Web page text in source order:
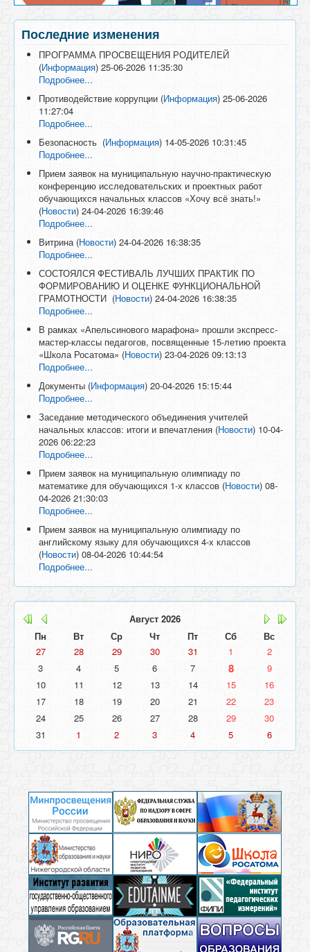
Последние изменения
ПРОГРАММА ПРОСВЕЩЕНИЯ РОДИТЕЛЕЙ
(Информация) 25-06-2026 11:35:30
Подробнее...
Противодействие коррупции (Информация) 25-06-2026
11:27:04
Подробнее...
Безопасность (Информация) 14-05-2026 10:31:45
Подробнее...
Прием заявок на муниципальную научно-практическую
конференцию исследовательских и проектных работ
обучающихся начальных классов «Хочу всё знать!»
(Новости) 24-04-2026 16:39:46
Подробнее...
Витрина (Новости) 24-04-2026 16:38:35
Подробнее...
СОСТОЯЛСЯ ФЕСТИВАЛЬ ЛУЧШИХ ПРАКТИК ПО
ФОРМИРОВАНИЮ И ОЦЕНКЕ ФУНКЦИОНАЛЬНОЙ
ГРАМОТНОСТИ (Новости) 24-04-2026 16:38:35
Подробнее...
В рамках «Апельсинового марафона» прошли экспресс-
мастер-классы педагогов, посвященные 15-летию проекта
«Школа Росатома» (Новости) 23-04-2026 09:13:13
Подробнее...
Документы (Информация) 20-04-2026 15:15:44
Подробнее...
Заседание методического объединения учителей
начальных классов: итоги и впечатления (Новости) 10-04-
2026 06:22:23
Подробнее...
Прием заявок на муниципальную олимпиаду по
математике для обучающихся 1-х классов (Новости) 08-
04-2026 21:30:03
Подробнее...
Прием заявок на муниципальную олимпиаду по
английскому языку для обучающихся 4-х классов
(Новости) 08-04-2026 10:44:54
Подробнее...
Август 2026
Пн
Вт Ср Чт Пт Сб
Вс
27
28 29 30 31 1
2
3
4 5 6 7 8
9
10
11 12 13 14 15
16
17
18 19 20 21 22
23
24
25 26 27 28 29
30
31
1 2 3 4 5 6